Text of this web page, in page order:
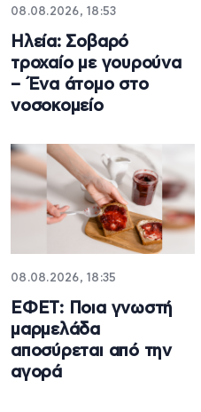
08.08.2026, 18:53
Ηλεία: Σοβαρό
τροχαίο με γουρούνα
– Ένα άτομο στο
νοσοκομείο
08.08.2026, 18:35
ΕΦΕΤ: Ποια γνωστή
μαρμελάδα
αποσύρεται από την
αγορά